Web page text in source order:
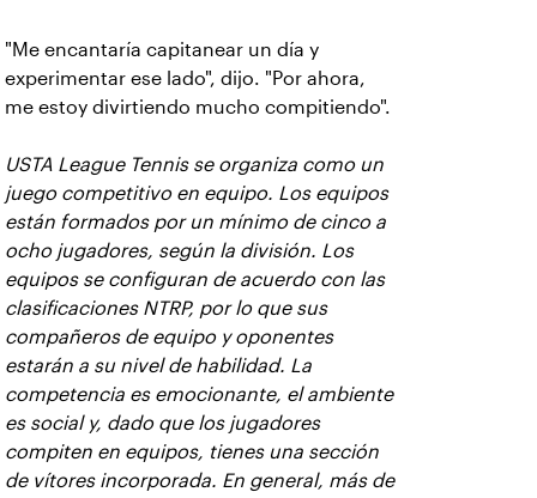
"Me encantaría capitanear un día y
experimentar ese lado", dijo. "Por ahora,
me estoy divirtiendo mucho compitiendo".
USTA League Tennis se organiza como un
juego competitivo en equipo. Los equipos
están formados por un mínimo de cinco a
ocho jugadores, según la división. Los
equipos se configuran de acuerdo con las
clasificaciones NTRP, por lo que sus
compañeros de equipo y oponentes
estarán a su nivel de habilidad. La
competencia es emocionante, el ambiente
es social y, dado que los jugadores
compiten en equipos, tienes una sección
de vítores incorporada. En general, más de